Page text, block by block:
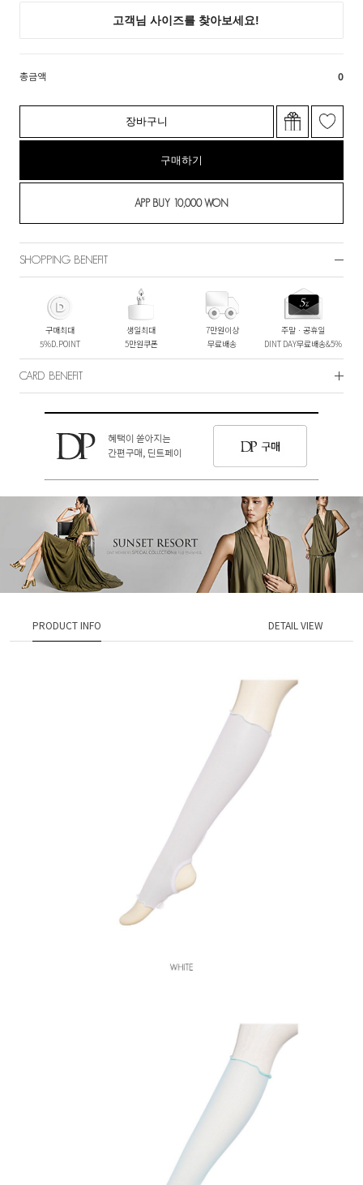
총금액 0
장바구니
구매하기
SHOPPING BENEFIT
구매최대
5%D.POINT
생일최대
5만원쿠폰
7만원이상
무료배송
주말ㆍ공휴일
DINT DAY무료배송&5%
CARD BENEFIT
PRODUCT INFO DETAIL VIEW